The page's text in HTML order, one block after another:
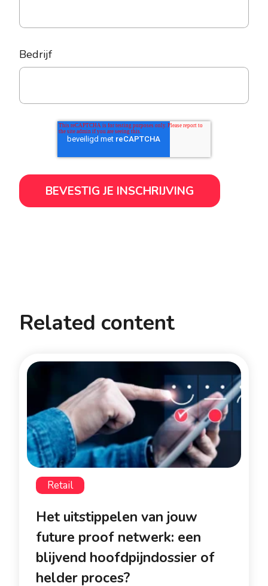
Bedrijf
Related content
Retail
Het uitstippelen van jouw
future proof netwerk: een
blijvend hoofdpijndossier of
helder proces?